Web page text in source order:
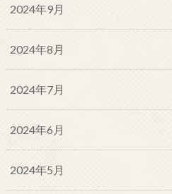
2024年9月
2024年8月
2024年7月
2024年6月
2024年5月